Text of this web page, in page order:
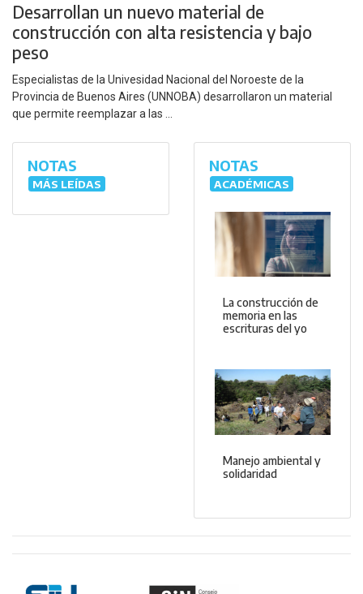
Desarrollan un nuevo material de
construcción con alta resistencia y bajo
peso
Especialistas de la Univesidad Nacional del Noroeste de la
Provincia de Buenos Aires (UNNOBA) desarrollaron un material
que permite reemplazar a las ...
NOTAS
MÁS LEÍDAS
NOTAS
ACADÉMICAS
La construcción de
memoria en las
escrituras del yo
Manejo ambiental y
solidaridad